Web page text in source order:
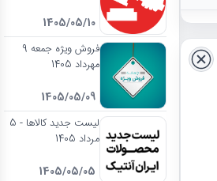
1405/05/10
فروش ویژه جمعه 9
مهرداد 1405
1405/05/09
لیست جدید کالاها - 5
مرداد 1405
1405/05/05